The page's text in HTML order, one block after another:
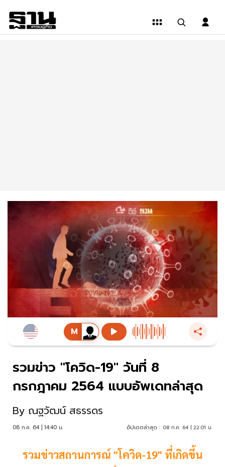
รวมข่าว "โควิด-19" วันที่ 8
กรกฎาคม 2564 แบบอัพเดทล่าสุด
By ณฐวัฒน์ สธรรดร
08 ก.ค. 64 | 14:40 น. อัปเดตล่าสุด : 08 ก.ค. 64 | 22:01 น.
รวมข่าวสถานการณ์ "โควิด-19" ที่เกิดขึ้น